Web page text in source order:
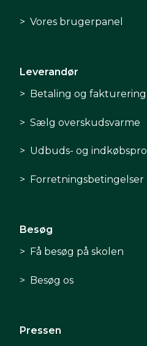
Vores brugerpanel
Leverandør
Betaling og fakturering
Sælg overskudsvarme
Udbuds- og
Forretningsbetingelser
Besøg
Få besøg på skolen
Besøg os
Pressen